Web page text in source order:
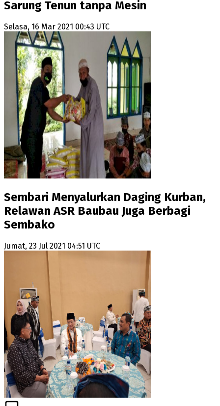
Sarung Tenun tanpa Mesin
Selasa, 16 Mar 2021 00:43 UTC
Sembari Menyalurkan Daging Kurban,
Relawan ASR Baubau Juga Berbagi
Sembako
Jumat, 23 Jul 2021 04:51 UTC